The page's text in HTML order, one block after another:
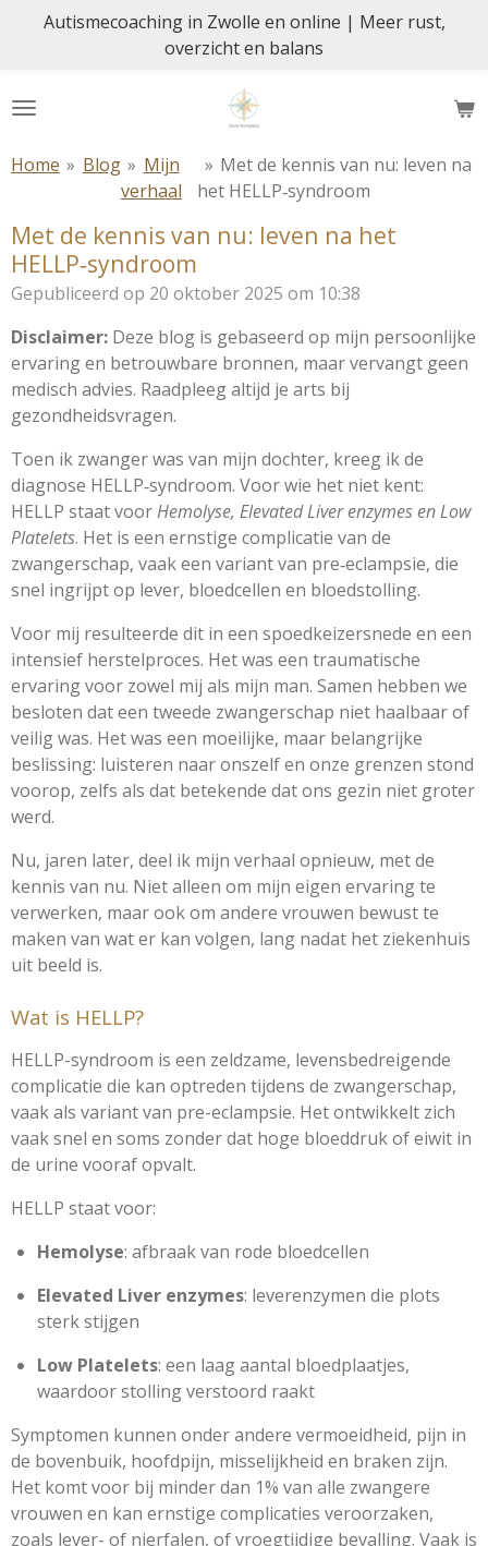
de
Autismecoaching in Zwolle en online | Meer rust,
overzicht en balans
Home » Blog » Mijn
verhaal
» Met de kennis van nu: leven na
het HELLP‑syndroom
Met de kennis van nu: leven na het
HELLP‑syndroom
Gepubliceerd op 20 oktober 2025 om 10:38
Disclaimer: Deze blog is gebaseerd op mijn persoonlijke
ervaring en betrouwbare bronnen, maar vervangt geen
medisch advies. Raadpleeg altijd je arts bij
gezondheidsvragen.
Toen ik zwanger was van mijn dochter, kreeg ik de
diagnose HELLP‑syndroom. Voor wie het niet kent:
HELLP staat voorHemolyse, Elevated Liver enzymes en Low
Platelets. Het is een ernstige complicatie van de
zwangerschap, vaak een variant van pre‑eclampsie, die
snel ingrijpt op lever, bloedcellen en bloedstolling.
Voor mij resulteerde dit in een spoedkeizersnede en een
intensief herstelproces. Het was een traumatische
ervaring voor zowel mij als mijn man. Samen hebben we
besloten dat een tweede zwangerschap niet haalbaar of
veilig was. Het was een moeilijke, maar belangrijke
beslissing: luisteren naar onszelf en onze grenzen stond
voorop, zelfs als dat betekende dat ons gezin niet groter
werd.
Nu, jaren later, deel ik mijn verhaal opnieuw, met de
kennis van nu. Niet alleen om mijn eigen ervaring te
verwerken, maar ook om andere vrouwen bewust te
maken van wat er kan volgen, lang nadat het ziekenhuis
uit beeld is.
Wat is HELLP?
HELLP-syndroom is een zeldzame, levensbedreigende
complicatie die kan optreden tijdens de zwangerschap,
vaak als variant van pre-eclampsie. Het ontwikkelt zich
vaak snel en soms zonder dat hoge bloeddruk of eiwit in
de urine vooraf opvalt.
HELLP staat voor:
Hemolyse: afbraak van rode bloedcellen
Elevated Liver enzymes: leverenzymen die plots
sterk stijgen
Low Platelets: een laag aantal bloedplaatjes,
waardoor stolling verstoord raakt
Symptomen kunnen onder andere vermoeidheid, pijn in
de bovenbuik, hoofdpijn, misselijkheid en braken zijn.
Het komt voor bij minder dan 1% van alle zwangere
vrouwen en kan ernstige complicaties veroorzaken,
zoals lever- of nierfalen, of vroegtijdige bevalling. Vaak is